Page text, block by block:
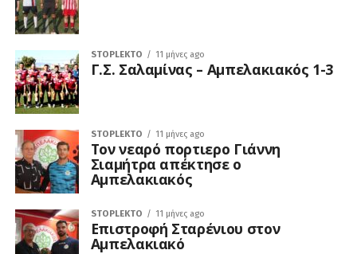
STOPLEKTO 11 μήνες ago
Γ.Σ. Σαλαμίνας – Αμπελακιακός 1-3
STOPLEKTO 11 μήνες ago
Τον νεαρό πορτιερο Γιάννη
Σιαμήτρα απέκτησε ο
Αμπελακιακός
STOPLEKTO 11 μήνες ago
Επιστροφή Σταρένιου στον
Αμπελακιακό